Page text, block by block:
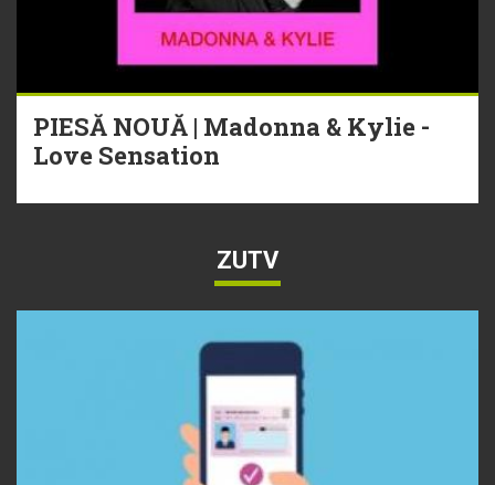
PIESĂ NOUĂ | Madonna & Kylie -
Love Sensation
ZUTV